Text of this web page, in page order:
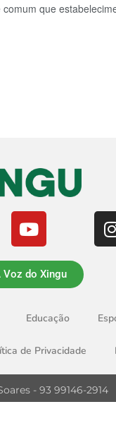
que
Voz do Xingu
Educação
de Privacidade
- 93 99146-2914